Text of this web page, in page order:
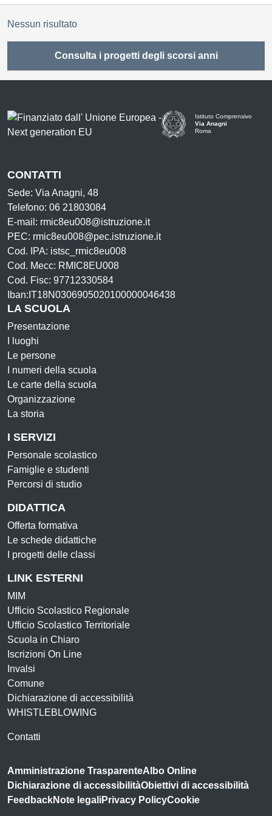
Nessun risultato
Consulta i progetti degli scorsi anni
Istituto Comprensivo
Via Anagni
Roma
CONTATTI
Sede: Via Anagni, 48
Telefono: 06 21803084
E-mail: rmic8eu008@istruzione.it
PEC: rmic8eu008@pec.istruzione.it
Cod. IPA: istsc_rmic8eu008
Cod. Mecc: RMIC8EU008
Cod. Fisc: 97712330584
Iban:IT18N0306905020100000046438
LA SCUOLA
Presentazione
I luoghi
Le persone
I numeri della scuola
Le carte della scuola
Organizzazione
La storia
I SERVIZI
Personale scolastico
Famiglie e studenti
Percorsi di studio
DIDATTICA
Offerta formativa
Le schede didattiche
I progetti delle classi
LINK ESTERNI
MIM
Ufficio Scolastico Regionale
Ufficio Scolastico Territoriale
Scuola in Chiaro
Iscrizioni On Line
Invalsi
Comune
Dichiarazione di accessibilità
WHISTLEBLOWING
Contatti
Amministrazione TrasparenteAlbo Online
Dichiarazione di accessibilitàObiettivi di accessibilità
FeedbackNote legaliPrivacy PolicyCookie